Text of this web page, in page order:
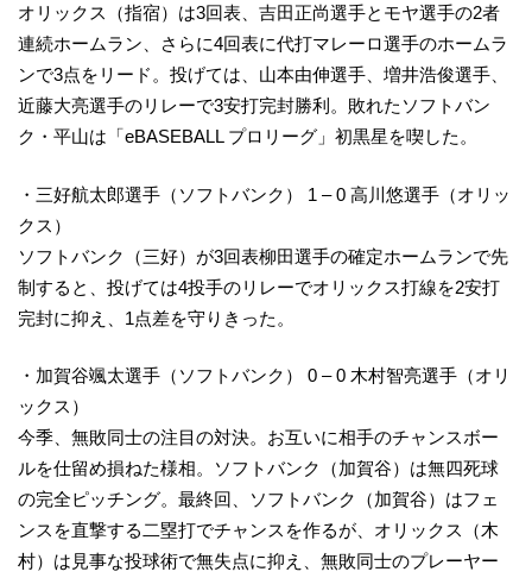
オリックス（指宿）は3回表、吉田正尚選手とモヤ選手の2者
連続ホームラン、さらに4回表に代打マレーロ選手のホームラ
ンで3点をリード。投げては、山本由伸選手、増井浩俊選手、
近藤大亮選手のリレーで3安打完封勝利。敗れたソフトバン
ク・平山は「eBASEBALL プロリーグ」初黒星を喫した。
・三好航太郎選手（ソフトバンク） 1 – 0 高川悠選手（オリッ
クス）
ソフトバンク（三好）が3回表柳田選手の確定ホームランで先
制すると、投げては4投手のリレーでオリックス打線を2安打
完封に抑え、1点差を守りきった。
・加賀谷颯太選手（ソフトバンク） 0 – 0 木村智亮選手（オリ
ックス）
今季、無敗同士の注目の対決。お互いに相手のチャンスボー
ルを仕留め損ねた様相。ソフトバンク（加賀谷）は無四死球
の完全ピッチング。最終回、ソフトバンク（加賀谷）はフェ
ンスを直撃する二塁打でチャンスを作るが、オリックス（木
村）は見事な投球術で無失点に抑え、無敗同士のプレーヤー